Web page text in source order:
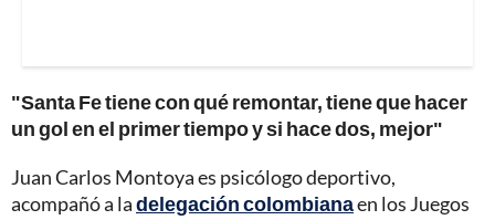
"Santa Fe tiene con qué remontar, tiene que hacer
un gol en el primer tiempo y si hace dos, mejor"
Juan Carlos Montoya es psicólogo deportivo,
acompañó a ladelegación colombianaen los Juegos